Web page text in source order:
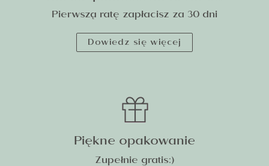
Pierwszą ratę zapłacisz za 30 dni
Dowiedz się więcej
Piękne opakowanie
Zupełnie gratis:)